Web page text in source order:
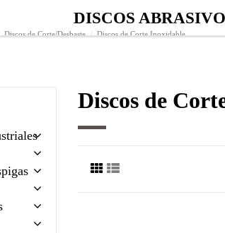
DISCOS
Discos de Corte/Desbaste Discos de Corte Inoxidable
Discos de